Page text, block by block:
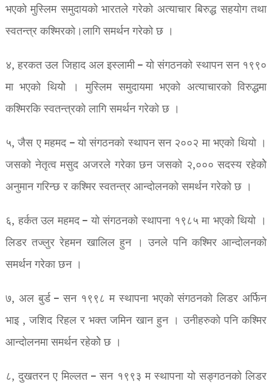
भएको मुस्लिम समुदायको भारतले गरेको अत्याचार बिरुद्ध सहयोग तथा
स्वतन्त्र कश्मिरको।लागि समर्थन गरेको छ ।
४, हरकत उल जिहाद अल इस्लामी – यो संगठनको स्थापन सन १९९०
मा भएको थियोे । मुस्लिम समुदायमा भएको अत्याचारको विरुद्धमा
कश्मिरकि स्वतन्त्रको लागि समर्थन गरेको छ ।
५, जैस ए महमद – यो संगठनको स्थापन सन २००२ मा भएको थियो ।
जसको नेतृत्व मसुद अजरले गरेका छन जसको २,००० सदस्य रहेकोे
अनुमान गरिन्छ र कश्मिर स्वतन्त्र आन्दोलनको समर्थन गरेको छ ।
६, हर्कत उल महमद – यो संगठनको स्थापना १९८५ मा भएको थियो ।
लिडर तज्लुर रेहमन खालिल हुन । उनले पनि कश्मिर आन्दोलनको
समर्थन गरेका छन ।
७, अल बुर्ड – सन १९९८ म स्थापना भएको संगठनको लिडर अर्फिन
भाइ , जशिद रिहल र भक्त जमिन खान हुन । उनीहरुको पनि कश्मिर
आन्दोलनमा समर्थन रहेकोे छ ।
८, दुखतरन ए मिल्लत – सन १९९३ म स्थापना यो सङ्गठनको लिडर